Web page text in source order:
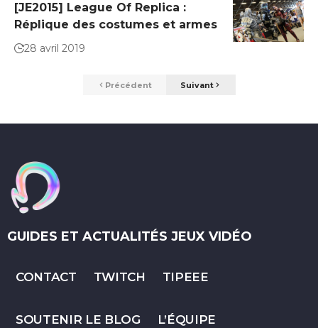
[JE2015] League Of Replica :
Réplique des costumes et armes
28 avril 2019
Précédent Suivant
GUIDES ET ACTUALITÉS JEUX VIDÉO
CONTACT TWITCH TIPEEE
SOUTENIR LE BLOG L’ÉQUIPE